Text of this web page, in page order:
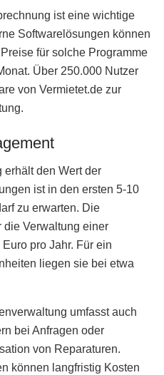
ist eine wichtige
Softwarelösungen können
für solche Programme
Über 250.000 Nutzer
von Vermietet.de zur
erhält den Wert der
ist in den ersten 5-10
zu erwarten. Die
die Verwaltung einer
pro Jahr. Für ein
liegen sie bei etwa
umfasst auch
bei Anfragen oder
von Reparaturen.
können langfristig Kosten